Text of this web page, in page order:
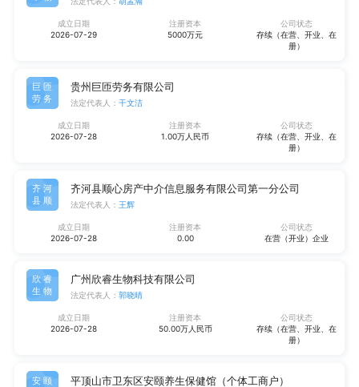
成立日期
2026-07-29
注册资本
5000万元
公司状态
存续（在营、开业、在
册）
巨匝
劳务
贵州巨匝劳务有限公司
法定代表人： 干文洁
成立日期
2026-07-28
注册资本
1.00万人民币
公司状态
存续（在营、开业、在
册）
齐河
县顺
齐河县顺心房产中介信息服务有限公司第一分公司
法定代表人： 王辉
成立日期
2026-07-28
注册资本
0.00
公司状态
在营（开业）企业
欣睿
生物
广州欣睿生物科技有限公司
法定代表人： 郭晓晴
成立日期
2026-07-28
注册资本
50.00万人民币
公司状态
存续（在营、开业、在
册）
安颐 平顶山市卫东区安颐养生保健馆（个体工商户）